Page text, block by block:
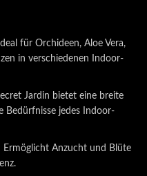
Ideal für Orchideen, Aloe Vera,
in verschiedenen Indoor-
Jardin bietet eine breite
Bedürfnisse jedes Indoor-
Ermöglicht Anzucht und Blüte